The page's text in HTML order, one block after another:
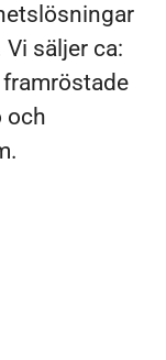
säljer ca:
och